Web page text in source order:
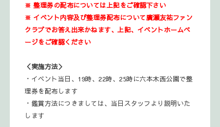
※ 整理券の配布については上記をご確認下さい
※ イベント内容及び整理券配布について廣瀬友祐ファン
クラブでお答え出来かねます、 上記、イベントホームペ
ージをご確認ください
＜実施方法＞
・イベント当日、19時、22時、25時に六本木西公園で整
理券を配布します
・鑑賞方法につきましては、当日スタッフより説明いた
します